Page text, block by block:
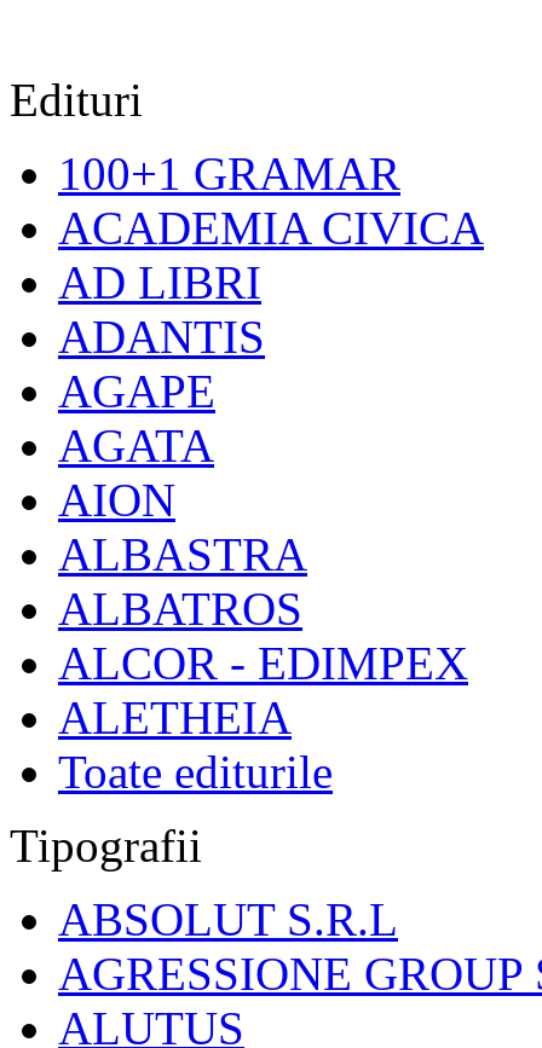
Edituri
100+1 GRAMAR
ACADEMIA CIVICA
AD LIBRI
ADANTIS
AGAPE
AGATA
AION
ALBASTRA
ALBATROS
ALCOR - EDIMPEX
ALETHEIA
Toate editurile
Tipografii
ABSOLUT S.R.L
AGRESSIONE GROUP
ALUTUS